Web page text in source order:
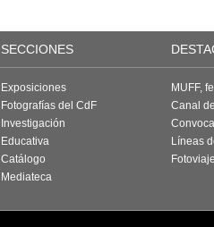
SECCIONES
Exposiciones
Fotografías del CdF
Investigación
Educativa
Catálogo
Mediateca
MUFF,
Canal
Líneas